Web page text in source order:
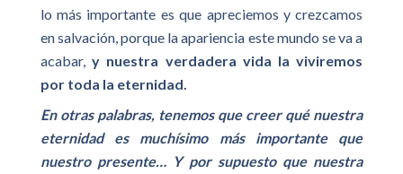
lo más importante es que apreciemos y crezcamos
en salvación, porque la apariencia este mundo se va a
acabar, y nuestra verdadera vida la viviremos
por toda la eternidad.
En otras palabras, tenemos que creer qué nuestra
eternidad es muchísimo más importante que
nuestro presente… Y por supuesto que nuestra